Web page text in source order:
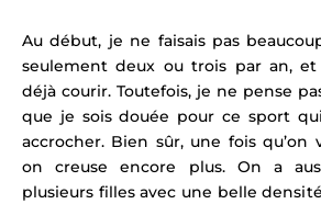
Au début, je ne faisais pas
seulement deux ou trois par an, et
déjà courir. Toutefois, je ne pense
que je sois douée pour ce sport
accrocher. Bien sûr, une fois qu’on
on creuse encore plus. On a
plusieurs filles avec une belle